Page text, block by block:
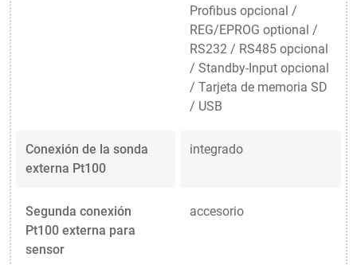
Profibus opcional /
REG/EPROG optional /
RS232 / RS485 opcional
/ Standby-Input opcional
/ Tarjeta de memoria SD
/ USB
Conexión de la sonda
externa Pt100
integrado
Segunda conexión
Pt100 externa para
sensor
accesorio